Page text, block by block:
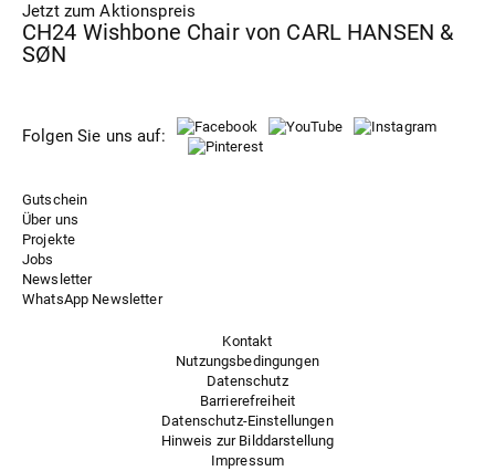
Jetzt zum Aktionspreis
CH24 Wishbone Chair von CARL HANSEN &
SØN
Folgen Sie uns auf:
Gutschein
Über uns
Projekte
Jobs
Newsletter
WhatsApp Newsletter
Kontakt
Nutzungsbedingungen
Datenschutz
Barrierefreiheit
Datenschutz-Einstellungen
Hinweis zur Bilddarstellung
Impressum